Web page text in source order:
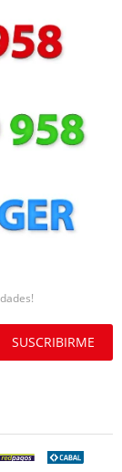
SUSCRIBIRME